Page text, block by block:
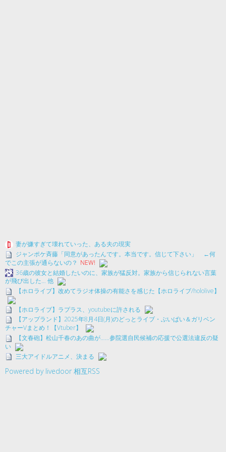
妻が嫌すぎて壊れていった、ある夫の現実
ジャンポケ斉藤「同意があったんです。本当です。信じて下さい」 ←何
でこの主張が通らないの？ NEW!
36歳の彼女と結婚したいのに、家族が猛反対。家族から信じられない言葉
が飛び出した… 他
【ホロライブ】改めてラジオ体操の有能さを感じた【ホロライブ/hololive】
【ホロライブ】ラプラス、youtubeに許される
【アップランド】2025年8月4日(月)のどっとライブ・ぶいぱい＆ガリベン
チャーVまとめ！【Vtuber】
【文春砲】松山千春のあの曲が……参院選自民候補の応援で公選法違反の疑
い
三大アイドルアニメ、決まる
Powered by livedoor 相互RSS